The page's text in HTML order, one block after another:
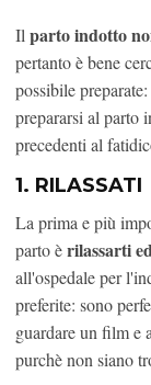
Il parto indotto
pertanto è bene
possibile
prepararsi al parto
precedenti al
1. RILASSATI
La prima e più
parto èrilassarti
all'ospedale per
preferite: sono
guardare un film e
purchè non siano